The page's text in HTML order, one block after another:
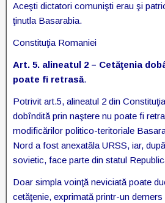
Aceşti dictatori comunişti erau şi
ţinutla Basarabia.
Constituţia Romaniei
Art. 5. alineatul 2 – Cetăţenia
poate fi retrasă.
Potrivit art.5, alineatul 2 din
dobîndită prin naştere nu poate fi
modificărilor politico-teritoriale
Nord a fost anexatăla URSS, iar,
sovietic, face parte din statul
Doar simpla voinţă neviciată poate
cetăţenie, exprimată printr-un